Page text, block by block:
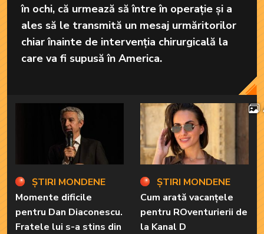
în ochi, că urmează să între în operație și a
ales să le transmită un mesaj urmăritorilor
chiar înainte de intervenția chirurgicală la
care va fi supusă în America.
ȘTIRI MONDENE
Momente dificile
pentru Dan Diaconescu.
Fratele lui s-a stins din
ȘTIRI MONDENE
Cum arată vacanțele
pentru ROventurierii de
la Kanal D